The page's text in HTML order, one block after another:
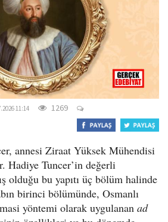
11:14 1269
annesi Ziraat Yüksek Mühendisi
Hadiye Tuncer’in değerli
olduğu bu yapıtı üç bölüm halinde
birinci bölümünde, Osmanlı
yöntemi olarak uygulanan ad